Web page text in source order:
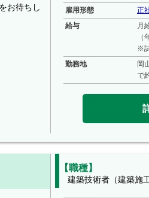
お待ちし
雇用形態
正
給与
月
※
勤務地
岡
で
【職種】
建築技術者（建築施